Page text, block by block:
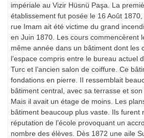
impériale au Vizir Hüsnü Paşa. La
établissement fut posée le 16 Août 1870,
rue Imam ait été victime du grand
en Juin 1870. Les cours commencèrent
même année dans un bâtiment dont les
l’espace compris entre le bureau actuel
Turc et l’ancien salon de coiffure. Ce
fondations en pierre. II ressemblait
bâtiment central, avec sa terrasse et son
Mais il avait un étage de moins. Les
bâtiment beaucoup plus vaste. Ils furent
réputation de l’école provoquant un
nombre des élèves. Dès 1872 une aile